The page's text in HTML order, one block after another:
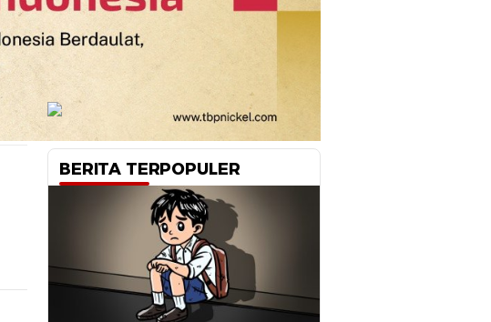
BERITA TERPOPULER